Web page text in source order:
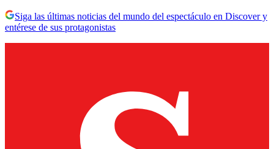
Siga las últimas noticias del mundo del espectáculo en Discover y
entérese de sus protagonistas